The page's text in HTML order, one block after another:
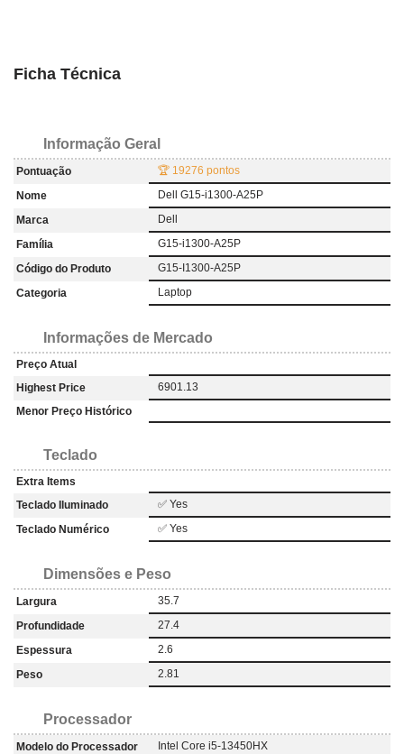
Ficha Técnica
Informação Geral
Pontuação
🏆 19276 pontos
Nome
Dell G15-i1300-A25P
Marca
Dell
Família
G15-i1300-A25P
Código do Produto
G15-I1300-A25P
Categoria
Laptop
Informações de Mercado
Preço Atual
Highest Price
6901.13
Menor Preço Histórico
Teclado
Extra Items
Teclado Iluminado
✅ Yes
Teclado Numérico
✅ Yes
Dimensões e Peso
Largura
35.7
Profundidade
27.4
Espessura
2.6
Peso
2.81
Processador
Modelo do Processador
Intel Core i5-13450HX